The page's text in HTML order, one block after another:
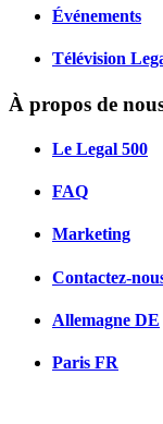
Événements
Télévision
À propos de
Le Legal 500
FAQ
Marketing
Contactez-
Allemagne DE
Paris FR